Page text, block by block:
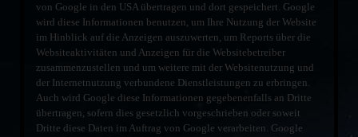
von Google in den USA übertragen und dort gespeichert. Google
wird diese Informationen benutzen, um Ihre Nutzung der Website
im Hinblick auf die Anzeigen auszuwerten, um Reports über die
Websiteaktivitäten und Anzeigen für die Websitebetreiber
zusammenzustellen und um weitere mit der Websitenutzung und
der Internetnutzung verbundene Dienstleistungen zu erbringen.
Auch wird Google diese Informationen gegebenenfalls an Dritte
übertragen, sofern dies gesetzlich vorgeschrieben oder soweit
Dritte diese Daten im Auftrag von Google verarbeiten. Google